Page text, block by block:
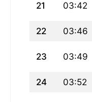
21 03:42
22 03:46
23 03:49
24 03:52